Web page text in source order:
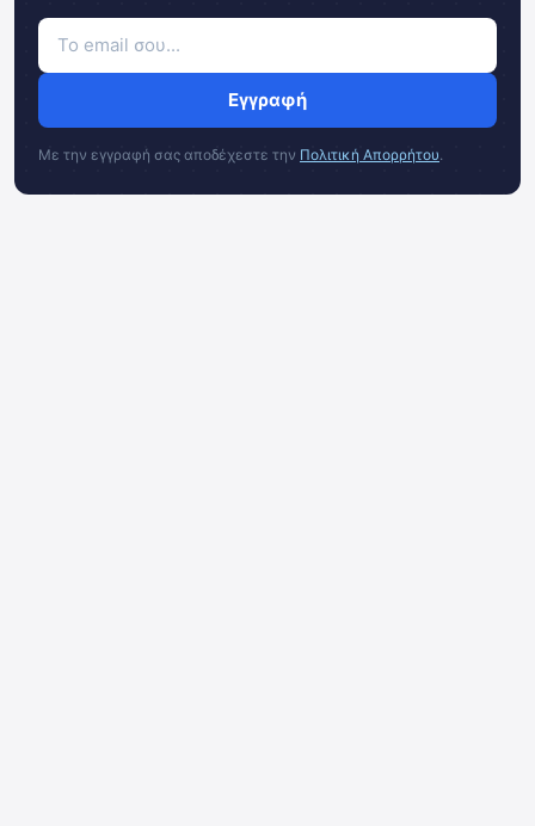
Εγγραφή
Με την εγγραφή σας αποδέχεστε την Πολιτική Απορρήτου.